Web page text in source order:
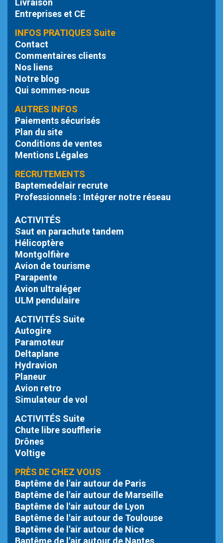
Livraison
Entreprises et CE
INFOS PRATIQUES Suite
Contact
Commentaires clients
Nos liens
Notre blog
Qui sommes-nous
AUTRES INFOS
Paiements sécurisés
Plan du site
Conditions de ventes
Mentions Légales
RECRUTEMENTS
Baptemedelair recrute
Professionnels : Intégrer notre réseau
ACTIVITÉS
Saut en parachute tandem
Hélicoptère
Montgolfière
Avion de tourisme
Parapente
Avion ultraléger
ULM pendulaire
ACTIVITÉS Suite
Autogire
Paramoteur
Deltaplane
Hydravion
Planeur
Avion retro
Simulateur de vol
ACTIVITÉS Suite
Chute libresoufflerie
Drônes
Voltige
PRÈS DE CHEZ VOUS
Baptême de l'air autour de Paris
Baptême de l'air autour de Marseille
Baptême de l'air autour de Lyon
Baptême de l'air autour de Toulouse
Baptême de l'air autour de Nice
Baptême de l'air autour de Nantes